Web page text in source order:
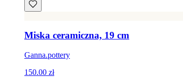
Miska ceramiczna, 19 cm
Ganna.pottery
150.00 zł